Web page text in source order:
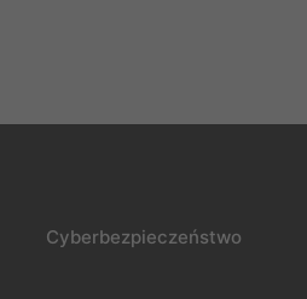
Cyberbezpieczeństwo